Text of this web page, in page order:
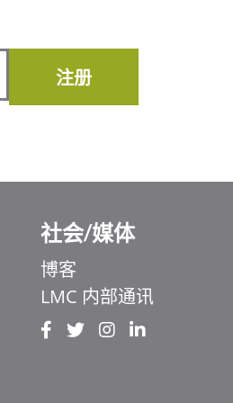
注册
社会/媒体
博客
LMC 内部通讯